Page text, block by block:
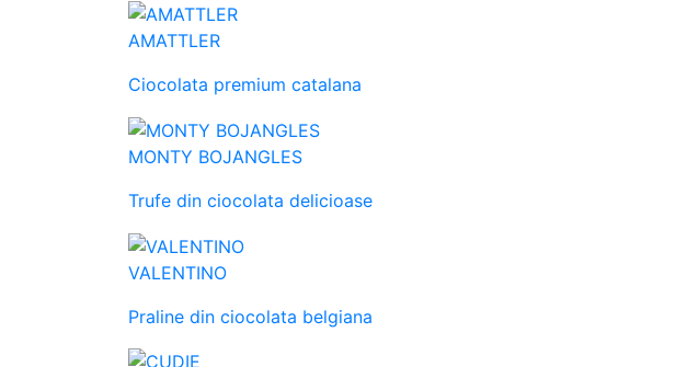
AMATTLER
Ciocolata premium catalana
MONTY BOJANGLES
Trufe din ciocolata delicioase
VALENTINO
Praline din ciocolata belgiana